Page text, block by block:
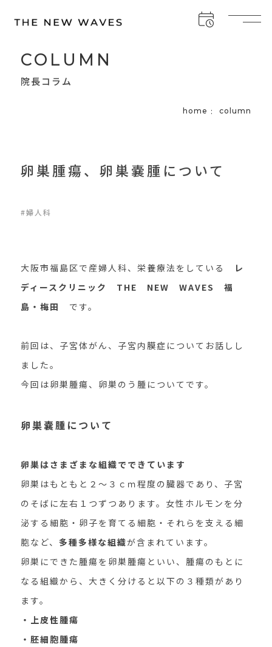
COLUMN
院長コラム
home column
卵巣腫瘍、卵巣嚢腫について
#婦人科
大阪市福島区で産婦人科、栄養療法をしている
レ
ディースクリニック THE NEW WAVES 福
島・梅田
です。
前回は、子宮体がん、子宮内膜症についてお話しし
ました。
今回は卵巣腫瘍、卵巣のう腫についてです。
卵巣嚢腫について
卵巣はさまざまな組織でできています
卵巣はもともと２～３ｃｍ程度の臓器であり、子宮
のそばに左右１つずつあります。女性ホルモンを分
泌する細胞・卵子を育てる細胞・それらを支える細
胞など、 多種多様な組織が含まれています。
卵巣にできた腫瘍を卵巣腫瘍といい、腫瘍のもとに
なる組織から、大きく分けると以下の３種類があり
ます。
・上皮性腫瘍
・胚細胞腫瘍